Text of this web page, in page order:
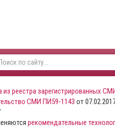
из реестра зарегистрированных
СМИ ПИ59-1143 от
рекомендательные